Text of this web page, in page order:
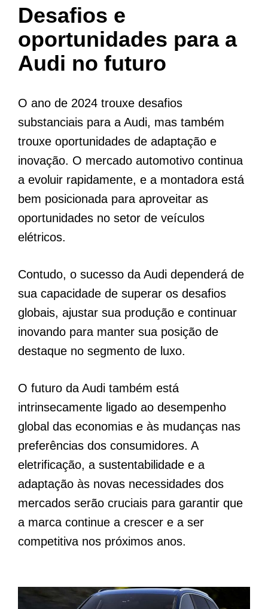
Desafios e
oportunidades para a
Audi no futuro
O ano de 2024 trouxe desafios
substanciais para a Audi, mas também
trouxe oportunidades de adaptação e
inovação. O mercado automotivo continua
a evoluir rapidamente, e a montadora está
bem posicionada para aproveitar as
oportunidades no setor de veículos
elétricos.
Contudo, o sucesso da Audi dependerá de
sua capacidade de superar os desafios
globais, ajustar sua produção e continuar
inovando para manter sua posição de
destaque no segmento de luxo.
O futuro da Audi também está
intrinsecamente ligado ao desempenho
global das economias e às mudanças nas
preferências dos consumidores. A
eletrificação, a sustentabilidade e a
adaptação às novas necessidades dos
mercados serão cruciais para garantir que
a marca continue a crescer e a ser
competitiva nos próximos anos.